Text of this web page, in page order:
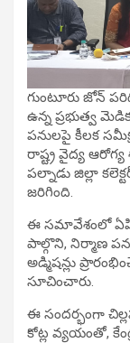
గుంటూరు జోన్
ఉన్న ప్రభుత్వ
పనులపై కీలక
రాష్ట్ర వైద్య
పల్నాడు జిల్లా
జరిగింది.
ఈ సమావేశంలో
పాల్గొని, నిర్మాణ
అడ్మిషన్లు
సూచించారు.
ఈ సందర్భంగా
కోట్ల వ్యయంతో,